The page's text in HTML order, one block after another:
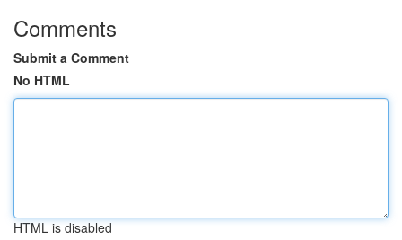
Comments
Submit a Comment
No HTML
HTML is disabled